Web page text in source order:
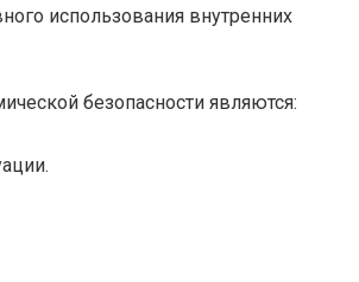
использования внутренних
безопасности являются: